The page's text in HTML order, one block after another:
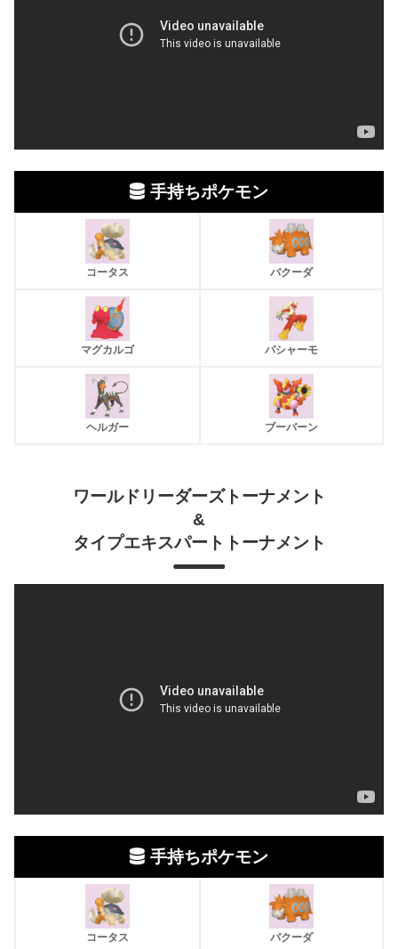
手持ちポケモン
コータス バクーダ
マグカルゴ バシャーモ
ヘルガー ブーバーン
ワールドリーダーズトーナメント
&
タイプエキスパートトーナメント
手持ちポケモン
コータス バクーダ